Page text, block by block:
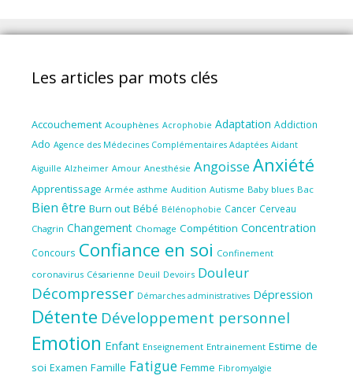
Les articles par mots clés
Accouchement Acouphènes Acrophobie Adaptation Addiction
Ado Agence des Médecines Complémentaires Adaptées Aidant
Aiguille Alzheimer Amour Anesthésie Angoisse Anxiété
Apprentissage Armée asthme Audition Autisme Baby blues Bac
Bien être Burn out Bébé Bélénophobie Cancer Cerveau
Chagrin Changement Chomage Compétition Concentration
Concours Confiance en soi Confinement
coronavirus Césarienne Deuil Devoirs Douleur
Décompresser Démarches administratives Dépression
Détente Développement personnel
Emotion Enfant Enseignement Entrainement Estime de
soi Examen Famille Fatigue Femme Fibromyalgie